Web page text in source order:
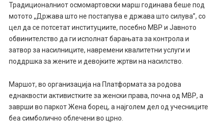
Традиционалниот осмомартовски марш годинава беше под
мотото „Држава што не постапува е држава што силува”, со
цел да се потсетат институциите, посебно МВР и Јавното
обвинителство да ги исполнат барањата за контрола и
затвор за насилниците, навремени квалитетни услуги и
поддршка за жените и девојките жртви на насилство.
Маршот, во организација на Платформата за родова
еднаквости активистките за женски права, почна од МВР, а
заврши во паркот Жена борец, а најголем дел од учесниците
беа симболично облечени во црно.